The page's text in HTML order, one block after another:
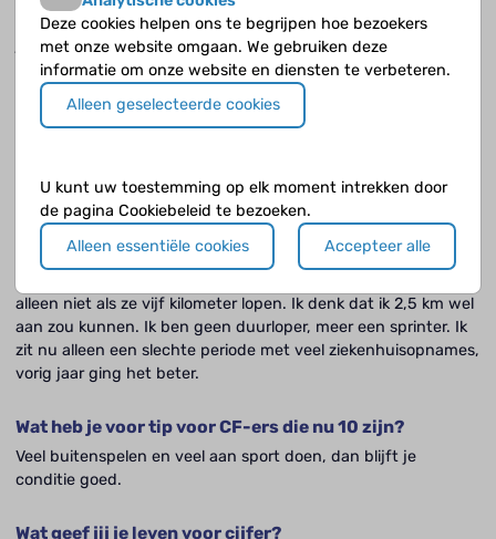
Ik heb een leuke groep vrienden van de Crypt van de
jongerenkerk waarmee ik iedere vrijdagavond leuke dingen
doe. Daarna gaan we nog uit naar een rookvrij café.
Doe je nog iets anders dan sport?
Kun je meer of minder dan vijf jaar geleden?
Meer! Ik ben sterker geworden en sport vijf keer in de week.
alleen niet als ze vijf kilometer lopen. Ik denk dat ik 2,5 km wel
aan zou kunnen. Ik ben geen duurloper, meer een sprinter. Ik
zit nu alleen een slechte periode met veel ziekenhuisopnames,
vorig jaar ging het beter.
Wat heb je voor tip voor CF-ers die nu 10 zijn?
Veel buitenspelen en veel aan sport doen, dan blijft je
conditie goed.
Wat geef jij je leven voor cijfer?
Deze cookies helpen ons te begrijpen hoe bezoekers
met onze website omgaan. We gebruiken deze
informatie om onze website en diensten te verbeteren.
Alleen geselecteerde cookies
U kunt uw toestemming op elk moment intrekken door
de pagina Cookiebeleid te bezoeken.
Alleen essentiële cookies
Accepteer alle